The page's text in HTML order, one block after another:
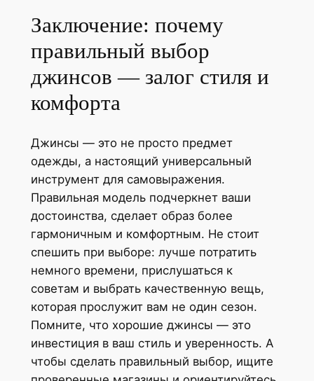
Заключение: почему
правильный выбор
джинсов — залог стиля и
комфорта
Джинсы — это не просто предмет
одежды, а настоящий универсальный
инструмент для самовыражения.
Правильная модель подчеркнет ваши
достоинства, сделает образ более
гармоничным и комфортным. Не стоит
спешить при выборе: лучше потратить
немного времени, прислушаться к
советам и выбрать качественную вещь,
которая прослужит вам не один сезон.
Помните, что хорошие джинсы — это
инвестиция в ваш стиль и уверенность. А
чтобы сделать правильный выбор, ищите